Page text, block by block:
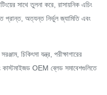
সাথে তুলনা করে, রাসায়নিক এচিং
প্রান্ত, অত্যন্ত নির্ভুল জ্যামিতি এবং
চিকিৎসা যন্ত্র, পরীক্ষাগারের
কাস্টমাইজড OEM ব্লেড সমাবেশগুলিতে